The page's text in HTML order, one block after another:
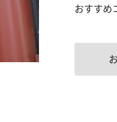
おすすめ